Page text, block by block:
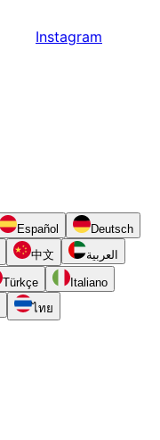
Instagram
Español
Deutsch
中文 العربية
Türkçe
Italiano
ไทย